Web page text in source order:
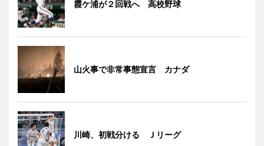
霞ケ浦が２回戦へ 高校野球
山火事で非常事態宣言 カナダ
川崎、初戦分ける Ｊリーグ